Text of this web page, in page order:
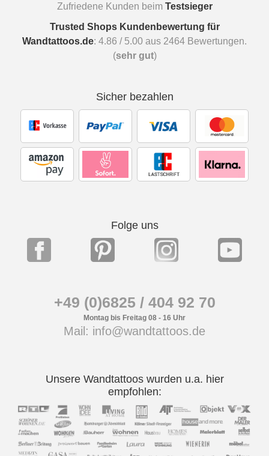
Zufriedene Kunden beim Testsieger
Trusted Shops Kundenbewertung für
Wandtattoos.de: 4.86 / 5.00 aus 2464 Bewertungen.
(sehr gut)
Sicher bezahlen
Folge uns
+49 (0)6825 / 404 92 70
Montag bis Freitag 08 - 16 Uhr
Mail: info@wandtattoos.de
Unsere Wandtattoos wurden u.a. hier
empfohlen: